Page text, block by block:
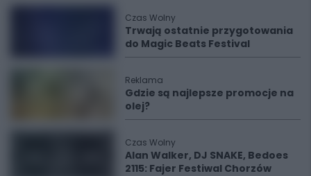
Czas Wolny
Trwają ostatnie przygotowania
do Magic Beats Festival
Reklama
Gdzie są najlepsze promocje na
olej?
Czas Wolny
Alan Walker, DJ SNAKE, Bedoes
2115: Fajer Festiwal Chorzów